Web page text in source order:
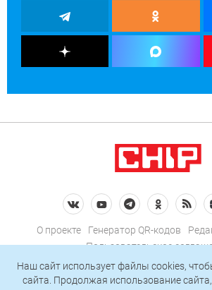
О проекте Генератор QR-кодов
Пользовательское
Политика
Наш сайт использует файлы cookies,
сайта. Продолжая использование